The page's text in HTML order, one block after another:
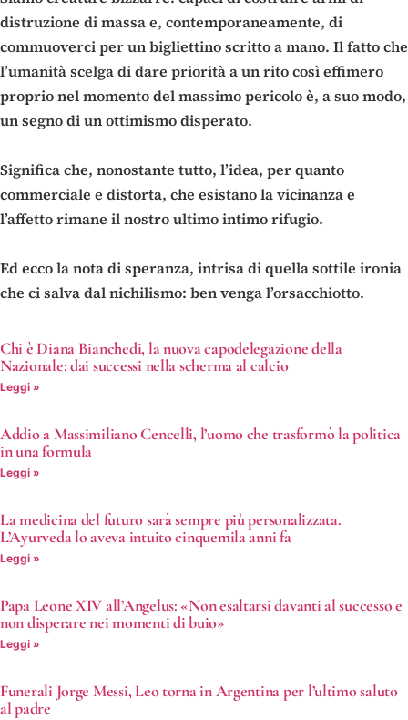
distruzione di massa e, contemporaneamente, di
commuoverci per un bigliettino scritto a mano. Il fatto che
l’umanità scelga di dare priorità a un rito così effimero
proprio nel momento del massimo pericolo è, a suo modo,
un segno di un ottimismo disperato.
Significa che, nonostante tutto, l’idea, per quanto
commerciale e distorta, che esistano la vicinanza e
l’affetto rimane il nostro ultimo intimo rifugio.
Ed ecco la nota di speranza, intrisa di quella sottile ironia
che ci salva dal nichilismo: ben venga l’orsacchiotto.
Chi è Diana Bianchedi, la nuova capodelegazione della
Nazionale: dai successi nella scherma al calcio
Leggi »
Addio a Massimiliano Cencelli, l’uomo che trasformò la politica
in una formula
Leggi »
La medicina del futuro sarà sempre più personalizzata.
L’Ayurveda lo aveva intuito cinquemila anni fa
Leggi »
Papa Leone XIV all’Angelus: «Non esaltarsi davanti al successo e
non disperare nei momenti di buio»
Leggi »
Funerali Jorge Messi, Leo torna in Argentina per l’ultimo saluto
al padre